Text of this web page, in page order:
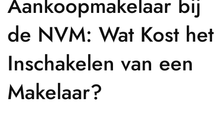
de NVM: Wat Kost het
Inschakelen van een
Makelaar?